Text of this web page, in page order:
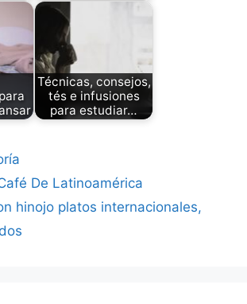
Técnicas, consejos,
tés e infusiones
para estudiar…
De Latinoamérica
hinojo platos internacionales,